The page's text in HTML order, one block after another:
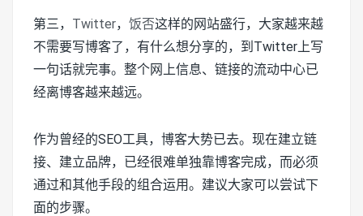
第三， Twitter， 饭否这样的网站盛行，大家越来越
不需要写博客了，有什么想分享的，到Twitter上写
一句话就完事。整个网上信息、链接的流动中心已
经离博客越来越远。
作为曾经的SEO工具，博客大势已去。现在建立链
接、建立品牌，已经很难单独靠博客完成，而必须
通过和其他手段的组合运用。建议大家可以尝试下
面的步骤。